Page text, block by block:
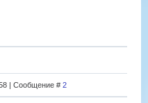
| Сообщение # 2